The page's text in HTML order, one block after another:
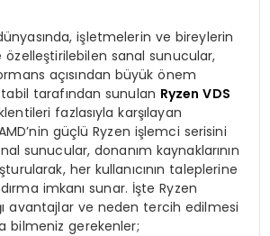
işletmelerin ve bireylerin
özelleştirilebilen sanal sunucular,
açısından büyük önem
tarafından sunulan Ryzen VDS
fazlasıyla karşılayan
güçlü Ryzen işlemci serisini
sunucular, donanım kaynaklarının
her kullanıcının taleplerine
imkanı sunar. İşte Ryzen
avantajlar ve neden tercih edilmesi
bilmeniz gerekenler;